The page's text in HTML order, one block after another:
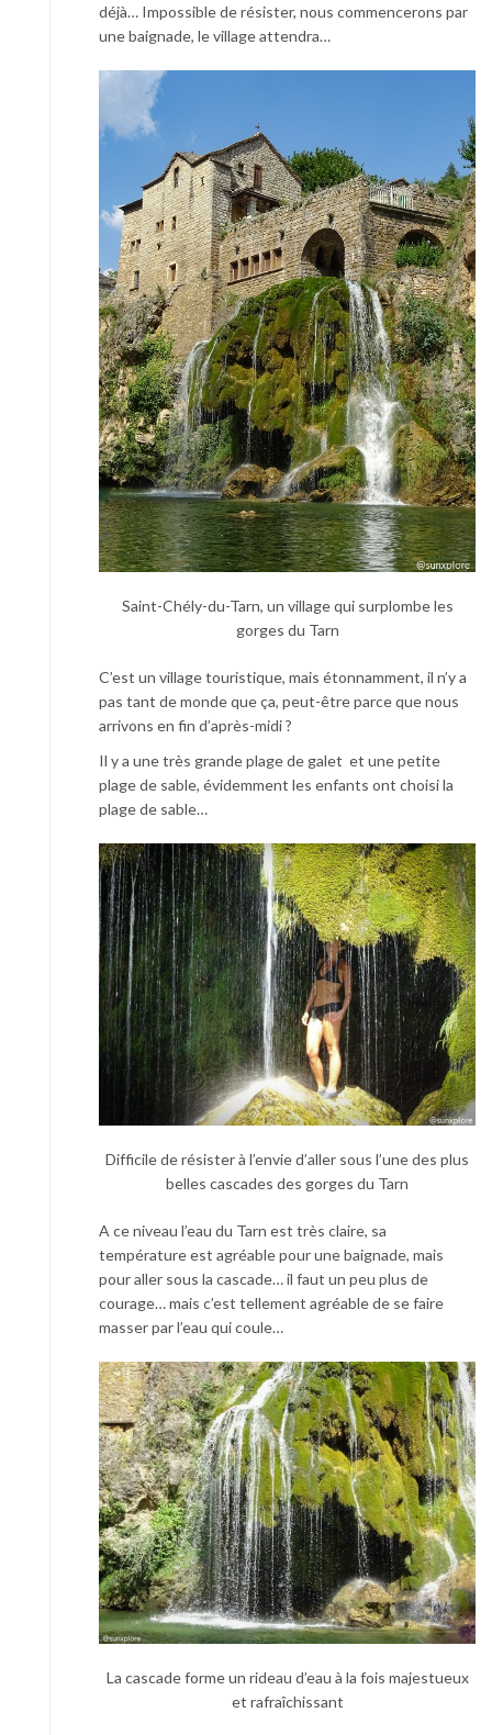
déjà… Impossible de résister, nous commencerons par
une baignade, le village attendra…
Saint-Chély-du-Tarn, un village qui surplombe les
gorges du Tarn
C’est un village touristique, mais étonnamment, il n’y a
pas tant de monde que ça, peut-être parce que nous
arrivons en fin d’après-midi ?
Il y a une très grande plage de galet et une petite
plage de sable, évidemment les enfants ont choisi la
plage de sable…
Difficile de résister à l’envie d’aller sous l’une des plus
belles cascades des gorges du Tarn
A ce niveau l’eau du Tarn est très claire, sa
température est agréable pour une baignade, mais
pour aller sous la cascade… il faut un peu plus de
courage… mais c’est tellement agréable de se faire
masser par l’eau qui coule…
La cascade forme un rideau d’eau à la fois majestueux
et rafraîchissant